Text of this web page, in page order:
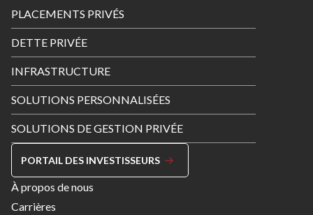
Footer
Menu
PLACEMENTS PRIVÉS
DETTE PRIVÉE
INFRASTRUCTURE
SOLUTIONS PERSONNALISÉES
SOLUTIONS DE GESTION PRIVÉE
PORTAIL DES INVESTISSEURS
Footer
Menu
À propos de nous
Carrières